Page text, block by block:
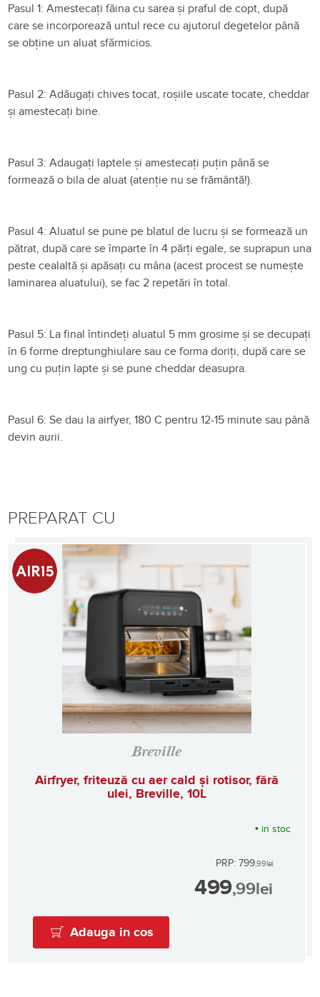
Pasul 1: Amestecați făina cu sarea și praful de copt, după
care se incorporează untul rece cu ajutorul degetelor până
se obține un aluat sfărmicios.
Pasul 2: Adăugați chives tocat, roșiile uscate tocate, cheddar
și amestecați bine.
Pasul 3: Adaugați laptele și amestecați puțin până se
formează o bila de aluat (atenție nu se frământă!).
Pasul 4: Aluatul se pune pe blatul de lucru și se formează un
pătrat, după care se împarte în 4 părți egale, se suprapun una
peste cealaltă și apăsați cu mâna (acest procest se numește
laminarea aluatului), se fac 2 repetări în total.
Pasul 5: La final întindeți aluatul 5 mm grosime și se decupați
în 6 forme dreptunghiulare sau ce forma doriți, după care se
ung cu puțin lapte și se pune cheddar deasupra.
Pasul 6: Se dau la airfyer, 180 C pentru 12-15 minute sau până
devin aurii.
PREPARAT CU
Breville
Airfryer, friteuză cu aer cald și rotisor, fără
ulei, Breville, 10L
• in stoc
PRP: 799,99lei
499,99lei
Adauga in cos